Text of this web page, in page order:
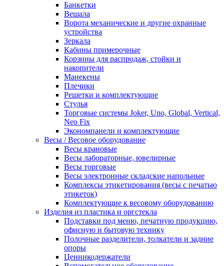
Банкетки
Вешала
Ворота механические и другие охранные
устройства
Зеркала
Кабины примерочные
Корзины для распродаж, стойки и
накопители
Манекены
Плечики
Решетки и комплектующие
Стулья
Торговые системы Joker, Uno, Global, Vertical,
Neo Fix
Экономпанели и комплектующие
Весы / Весовое оборудование
Весы крановые
Весы лабораторные, ювелирные
Весы торговые
Весы электронные складские напольные
Комплексы этикетирования (весы с печатью
этикеток)
Комплектующие к весовому оборудованию
Изделия из пластика и оргстекла
Подставки под меню, печатную продукцию,
офисную и бытовую технику
Полочные разделители, толкатели и задние
опоры
Ценникодержатели